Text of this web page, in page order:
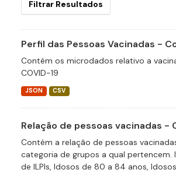
Filtrar Resultados
Perfil das Pessoas Vacinadas -
Contém os microdados relativo a
COVID-19
JSON CSV
Relação de pessoas vacinadas -
Contém a relação de pessoas
categoria de grupos a qual pertencem.
de ILPIs, Idosos de 80 a 84 anos,